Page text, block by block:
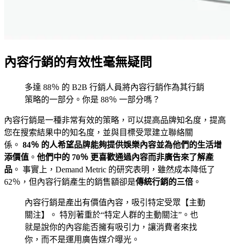
內容行銷的有效性毫無疑問
多達 88％ 的 B2B 行銷人員將內容行銷作為其行銷
策略的一部分。你是 88％ 一部分嗎？
內容行銷是一種非常有效的策略，可以提高品牌知名度，提高
您在搜索結果中的知名度，並與目標受眾建立聯絡關
係。 84％ 的人希望品牌能夠提供娛樂內容並為他們的生活增
添價值 。 他們中的 70％ 更喜歡通過內容而非廣告來了解產
品 。 事實上，Demand Metric 的研究表明，雖然成本降低了
62％，但內容行銷產生的銷售額卻是傳統行銷的三倍 。
內容行銷是產出有價值內容，吸引特定受眾【主動
關注】。 特別著重於“特定人群的主動關注”。也
就是說你的內容能否擁有吸引力，讓消費者來找
你，而不是運用廣告媒介曝光。